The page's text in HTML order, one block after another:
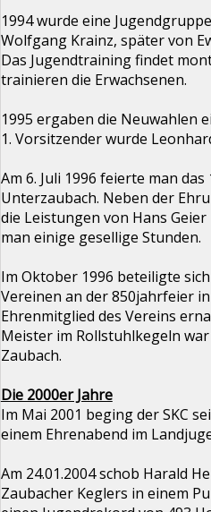
1994 wurde eine
Wolfgang Krainz, später von
Das Jugendtraining findet
trainieren die Erwachsenen.
1995 ergaben die Neuwahlen
1. Vorsitzender wurde
Am 6. Juli 1996 feierte man
Unterzaubach. Neben der
die Leistungen von Hans
man einige gesellige Stunden.
Im Oktober 1996 beteiligte
Vereinen an der 850jahrfeier
Ehrenmitglied des Vereins
Meister im Rollstuhlkegeln
Zaubach.
Die 2000er Jahre
Im Mai 2001 beging der SKC
einem Ehrenabend im
Am 24.01.2004 schob Harald
Zaubacher Keglers in einem